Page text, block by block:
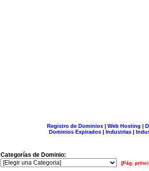
Registro de Dominios| Web Hosting |
Dominios Expirados | Industrias |
Categorías de Dominio:
[Pág.